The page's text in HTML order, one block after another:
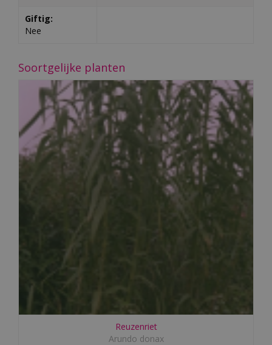
Giftig:
Nee
Soortgelijke planten
Reuzenriet
Arundo donax